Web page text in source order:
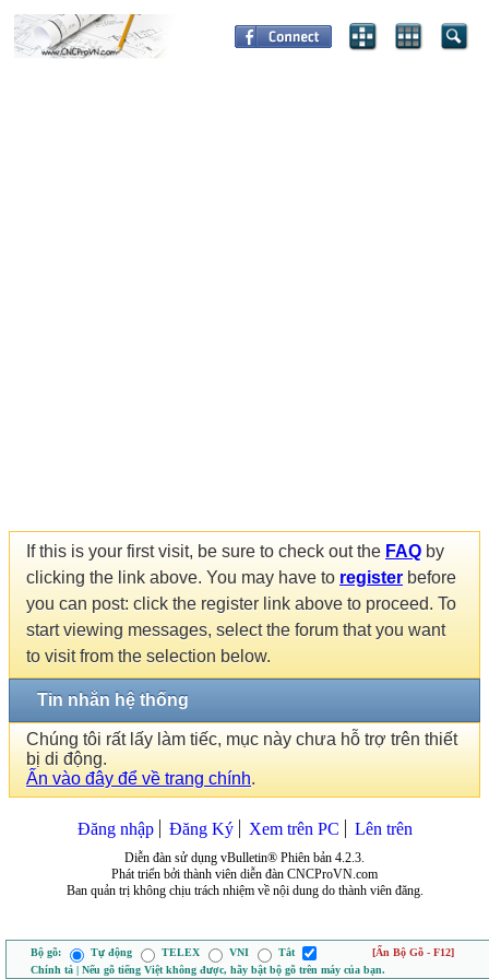
If this is your first visit, be sure to check out the FAQ by
clicking the link above. You may have to register before
you can post: click the register link above to proceed. To
start viewing messages, select the forum that you want
to visit from the selection below.
Tin nhắn hệ thống
Chúng tôi rất lấy làm tiếc, mục này chưa hỗ trợ trên thiết
bị di động.
Ấn vào đây để về trang chính.
Đăng nhập Đăng Ký Xem trên PC Lên trên
Diễn đàn sử dụng vBulletin® Phiên bản 4.2.3.
Phát triển bởi thành viên diễn đàn CNCProVN.com
Ban quản trị không chịu trách nhiệm về nội dung do thành viên đăng.
Bộ gõ: Tự động TELEX VNI Tắt
[Ẩn Bộ Gõ - F12]
Chính tả | Nếu gõ tiếng Việt không được, hãy bật bộ gõ trên máy của bạn.